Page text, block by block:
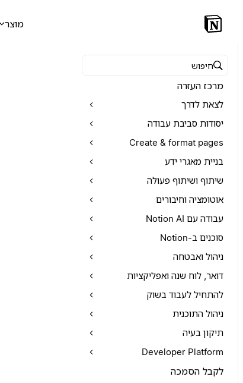
מוצר
חיפוש במרכז העזרה
מרכז העזרה
לצאת לדרך
יסודות סביבת עבודה
Create & format pages
בניית מאגרי ידע
שיתוף ושיתוף פעולה
אוטומציה וחיבורים
עבודה עם Notion AI
סוכנים ב-Notion
ניהול ואבטחה
דואר, לוח שנה ואפליקציות
להתחיל לעבוד בשוק
ניהול התוכנית
תיקון בעיה
Developer Platform
לקבל הסמכה